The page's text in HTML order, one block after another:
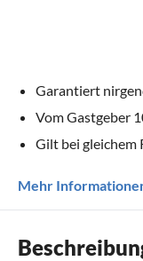
Garantiert
Vom Gastgeber
Gilt bei gleichem
Mehr